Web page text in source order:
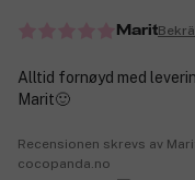
Marit
Alltid fornøyd med
Marit🙂
Recensionen skrevs av
cocopanda.no